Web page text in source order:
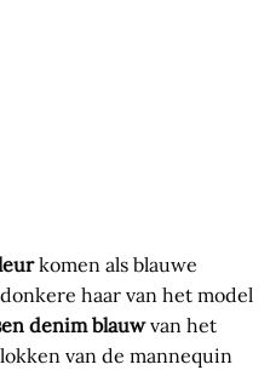
komen als blauwe
haar van het model
denim blauwvan het
van de mannequin